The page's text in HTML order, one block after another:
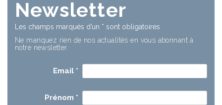
Newsletter
Les champs marqués d’un * sont obligatoires
Ne manquez rien de nos actualités en vous abonnant à
notre newsletter.
Email *
Prénom *